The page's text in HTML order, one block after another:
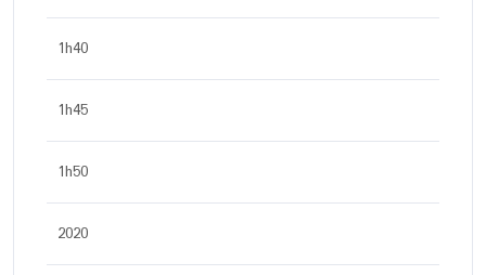
1h40
1h45
1h50
2020